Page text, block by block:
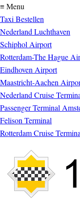
≡ Menu
Taxi Bestellen
Nederland Luchthaven
Schiphol Airport
Rotterdam-The Hague
Eindhoven Airport
Maastricht-Aachen
Nederland Cruise
Passenger Terminal
Felison Terminal
Rotterdam Cruise